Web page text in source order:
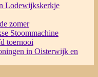
Lodewijkskerkje
zomer
Stoommachine
toernooi
in Oisterwijk en